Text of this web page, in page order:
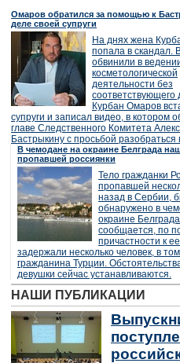
Омаров обратился за помощью к
деле своей супруги
На днях жена
попала в скандал.
обвинили в
косметологической
деятельности без
соответствующего
Курбан Омаров
супруги и записал видео, в котором
главе Следственного Комитета
Бастрыкину с просьбой разобраться
В чемодане на окраине Белграда
пропавшей россиянки
Тело гражданки
пропавшей
назад в Сербии,
обнаружено в
окраине
сообщается, по
причастности к
задержали несколько человек, в
гражданина Турции.
девушки сейчас устанавливаются.
НАШИ ПУБЛИКАЦИИ